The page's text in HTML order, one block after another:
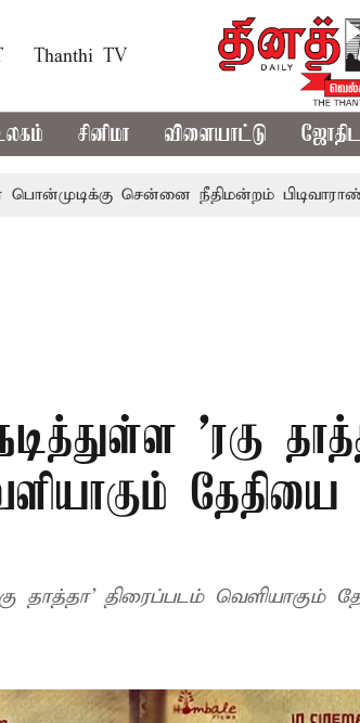
Thanthi TV
சினிமா விளையாட்டு
சென்னை நீதிமன்றம் பிடிவாராண்ட்
'ரகு
தேதியை
தாத்தா' திரைப்படம் வெளியாகும்